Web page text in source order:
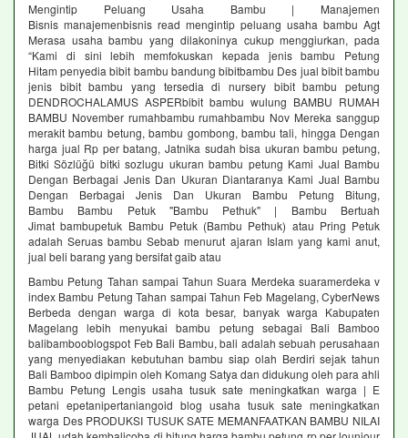
Mengintip Peluang Usaha Bambu | Manajemen
Bisnis manajemenbisnis read mengintip peluang usaha bambu Agt
Merasa usaha bambu yang dilakoninya cukup menggiurkan, pada
“Kami di sini lebih memfokuskan kepada jenis bambu Petung
Hitam penyedia bibit bambu bandung bibitbambu Des jual bibit bambu
jenis bibit bambu yang tersedia di nursery bibit bambu petung
DENDROCHALAMUS ASPERbibit bambu wulung BAMBU RUMAH
BAMBU November rumahbambu rumahbambu Nov Mereka sanggup
merakit bambu betung, bambu gombong, bambu tali, hingga Dengan
harga jual Rp per batang, Jatnika sudah bisa ukuran bambu petung,
Bitki Sözlüğü bitki sozlugu ukuran bambu petung Kami Jual Bambu
Dengan Berbagai Jenis Dan Ukuran Diantaranya Kami Jual Bambu
Dengan Berbagai Jenis Dan Ukuran Bambu Petung Bitung,
Bambu Bambu Petuk "Bambu Pethuk" | Bambu Bertuah
Jimat bambupetuk Bambu Petuk (Bambu Pethuk) atau Pring Petuk
adalah Seruas bambu Sebab menurut ajaran Islam yang kami anut,
jual beli barang yang bersifat gaib atau
Bambu Petung Tahan sampai Tahun Suara Merdeka suaramerdeka v
index Bambu Petung Tahan sampai Tahun Feb Magelang, CyberNews
Berbeda dengan warga di kota besar, banyak warga Kabupaten
Magelang lebih menyukai bambu petung sebagai Bali Bamboo
balibambooblogspot Feb Bali Bambu, bali adalah sebuah perusahaan
yang menyediakan kebutuhan bambu siap olah Berdiri sejak tahun
Bali Bamboo dipimpin oleh Komang Satya dan didukung oleh para ahli
Bambu Petung Lengis usaha tusuk sate meningkatkan warga | E
petani epetanipertaniangoid blog usaha tusuk sate meningkatkan
warga Des PRODUKSI TUSUK SATE MEMANFAATKAN BAMBU NILAI